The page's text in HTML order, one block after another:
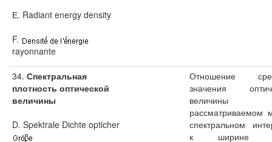
Е. Radiant energy density
F.
rayonnante
34. Спектральная
плотность оптической
величины
D. Spektrale Dichte opticher
Отношение
значения
рассматриваемом
спектральном
к ширине